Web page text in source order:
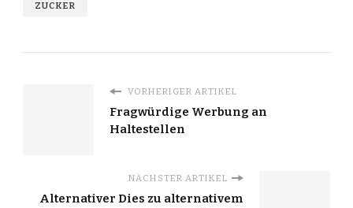
ZUCKER
VORHERIGER ARTIKEL
Fragwürdige Werbung an
Haltestellen
NÄCHSTER ARTIKEL
Alternativer Dies zu alternativem